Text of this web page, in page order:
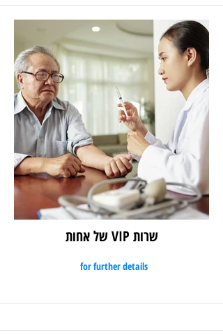
שרות VIP של אחות
for further details